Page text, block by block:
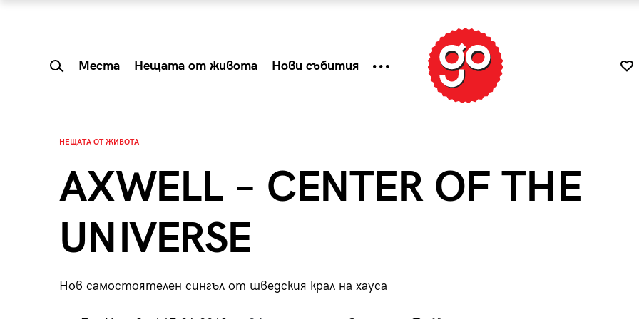
Места Нещата от живота Нови събития
НЕЩАТА ОТ ЖИВОТА
AXWELL – CENTER OF THE
UNIVERSE
Нов самостоятелен сингъл от шведския крал на хауса
Summer Prelude: как